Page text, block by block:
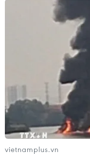
tạm quyền và các
vietnamplus.vn